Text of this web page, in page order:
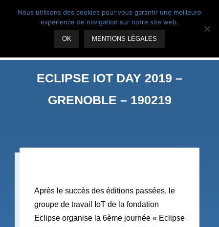
Suivez-nous
ECLIPSE IOT DAY 2019 –
GRENOBLE – 190219
Après le succès des éditions passées, le
groupe de travail IoT de la fondation
Eclipse organise la 6ème journée « Eclipse
Nous utilisons des cookies pour vous garantir une meilleure
expérience de navigation sur notre site web.
OK MENTIONS LÉGALES